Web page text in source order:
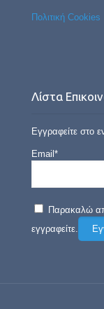
Πολιτική Cookies
Λίστα
Εγγραφείτε στο
Email*
Παρακαλώ
εγγραφείτε.